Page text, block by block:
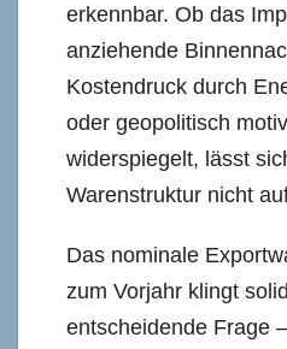
erkennbar. Ob das
anziehende
Kostendruck durch
oder geopolitisch
widerspiegelt, lässt
Warenstruktur nicht
Das nominale
zum Vorjahr klingt
entscheidende Frage